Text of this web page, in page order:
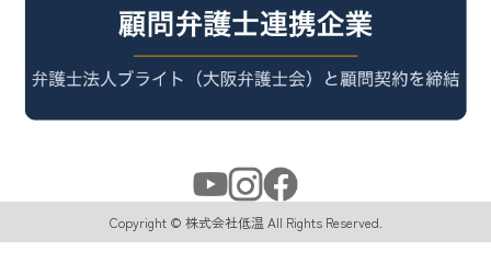
Copyright © 株式会社低温 All Rights Reserved.